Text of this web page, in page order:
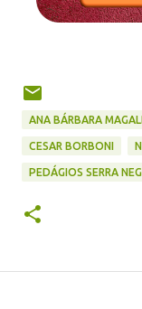
ANA BÁRBARA
CESAR BORBONI
PEDÁGIOS SERRA